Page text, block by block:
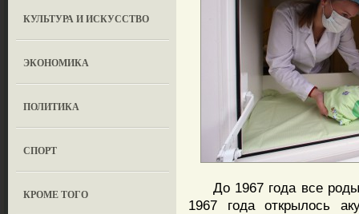
КУЛЬТУРА И ИСКУССТВО
ЭКОНОМИКА
ПОЛИТИКА
СПОРТ
КРОМЕ ТОГО
До 1967 года все роды
1967 года открылось